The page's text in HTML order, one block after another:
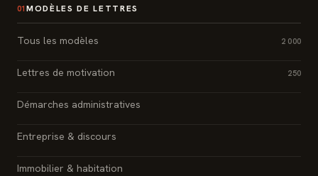
01 MODÈLES DE LETTRES
Tous les modèles 2 000
Lettres de motivation 250
Démarches administratives
Entreprise & discours
Immobilier & habitation